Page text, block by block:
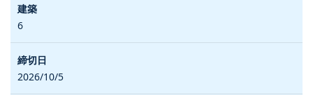
6
2026/10/5